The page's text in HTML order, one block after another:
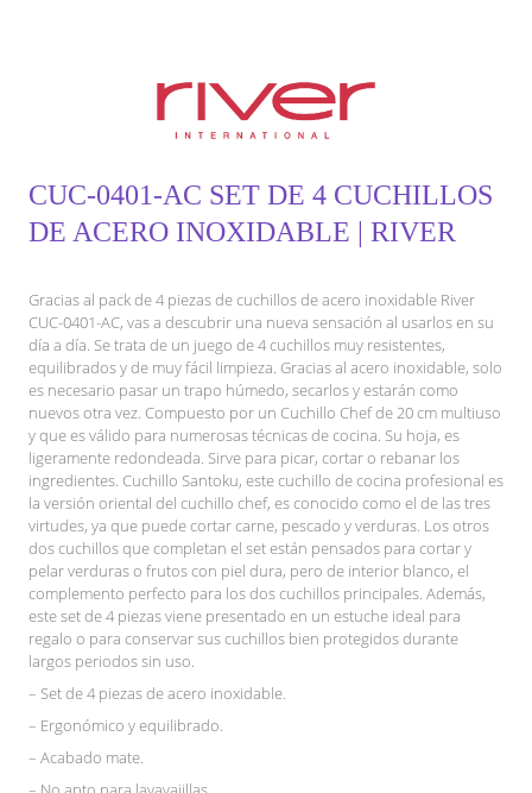
CUC-0401-AC SET DE 4 CUCHILLOS
DE ACERO INOXIDABLE | RIVER
Gracias al pack de 4 piezas de cuchillos de acero inoxidable River
CUC-0401-AC, vas a descubrir una nueva sensación al usarlos en su
día a día. Se trata de un juego de 4 cuchillos muy resistentes,
equilibrados y de muy fácil limpieza. Gracias al acero inoxidable, solo
es necesario pasar un trapo húmedo, secarlos y estarán como
nuevos otra vez. Compuesto por un Cuchillo Chef de 20 cm multiuso
y que es válido para numerosas técnicas de cocina. Su hoja, es
ligeramente redondeada. Sirve para picar, cortar o rebanar los
ingredientes. Cuchillo Santoku, este cuchillo de cocina profesional es
la versión oriental del cuchillo chef, es conocido como el de las tres
virtudes, ya que puede cortar carne, pescado y verduras. Los otros
dos cuchillos que completan el set están pensados para cortar y
pelar verduras o frutos con piel dura, pero de interior blanco, el
complemento perfecto para los dos cuchillos principales. Además,
este set de 4 piezas viene presentado en un estuche ideal para
regalo o para conservar sus cuchillos bien protegidos durante
largos periodos sin uso.
– Set de 4 piezas de acero inoxidable.
– Ergonómico y equilibrado.
– Acabado mate.